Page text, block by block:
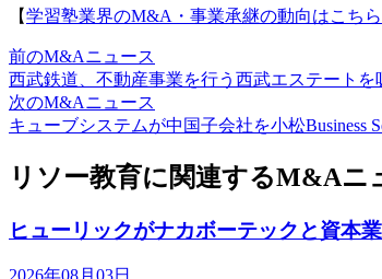
【学習塾業界のM&A・事業承継の動向はこちら
前のM&Aニュース
西武鉄道、不動産事業を行う西武エステートを
次のM&Aニュース
キューブシステムが中国子会社を小松Business
リソー教育に関連するM&Aニ
ヒューリックがナカボーテックと資本